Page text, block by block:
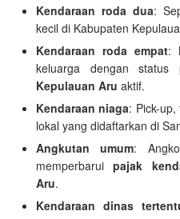
Kendaraan roda dua:
kecil di Kabupaten
Kendaraan roda empat:
keluarga dengan status
Kepulauan Aru aktif.
Kendaraan niaga: Pick-
lokal yang didaftarkan di
Angkutan umum:
memperbaruipajak
Aru.
Kendaraan dinas